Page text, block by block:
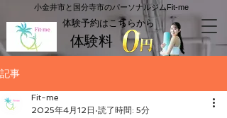
​体験予約はこちらから
体験料
​小金井市と国分寺市のパーソナルジムFit-me
記事
Fit-me
2025年4月12日 読了時間: 5分